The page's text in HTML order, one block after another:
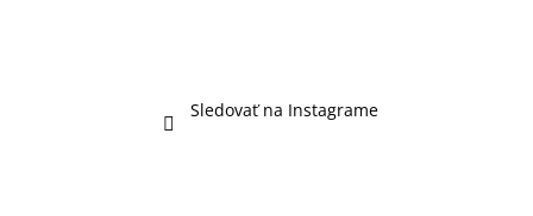
Sledovať na Instagrame